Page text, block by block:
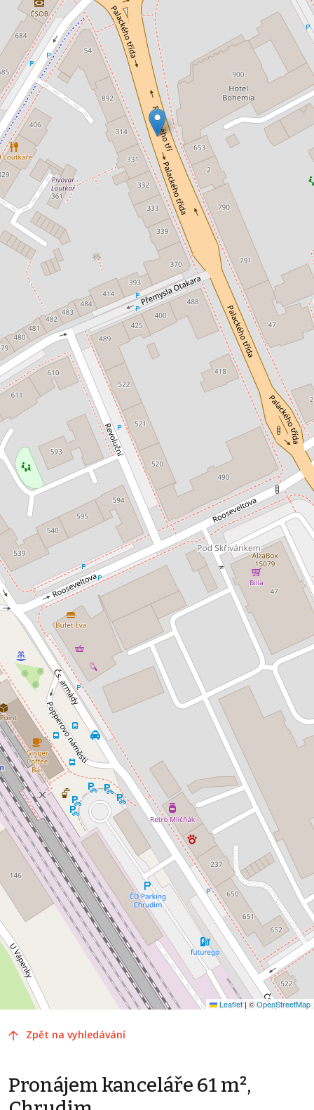
Leaflet | ©OpenStreetMap
Zpět na vyhledávání
Pronájem kanceláře 61 m²,